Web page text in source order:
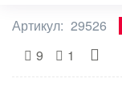
Артикул: 29526
9
1